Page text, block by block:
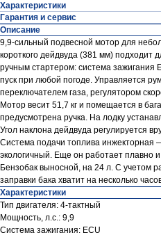
Характеристики
Гарантия и сервис
Описание
9,9-сильный подвесной мотор для
короткого дейдвуда (381 мм) подходит
ручным стартером: система зажигания
пуск при любой погоде. Управляется
переключателем газа, регулятором
Мотор весит 51,7 кг и помещается в
предусмотрена ручка. На лодку
Угол наклона дейдвуда регулируется
Система подачи топлива инжекторная
экологичный. Еще он работает плавно
Бензобак выносной, на 24 л. С учетом
заправки бака хватит на несколько
Характеристики
Тип двигателя: 4-тактный
Мощность, л.с.: 9,9
Система зажигания: ECU